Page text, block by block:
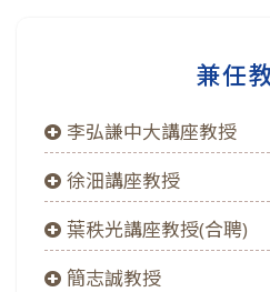
兼任
李弘謙中大講座教授
徐沺講座教授
葉秩光講座教授(合聘)
簡志誠教授